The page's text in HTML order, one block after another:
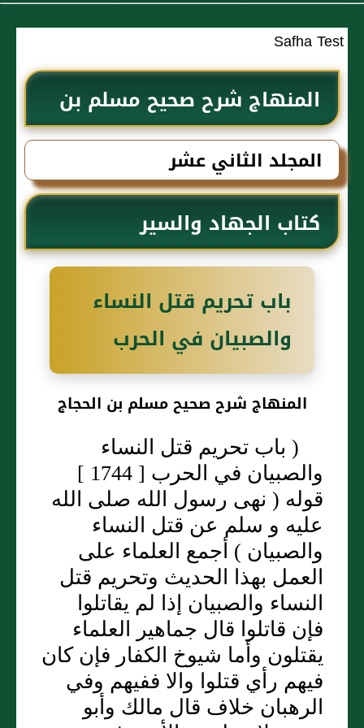
Safha Test
المنهاج شرح صحيح مسلم بن
الحجاج
المجلد الثاني عشر
كتاب الجهاد والسير
باب تحريم قتل النساء
والصبيان في الحرب
المنهاج شرح صحيح مسلم بن الحجاج
( باب تحريم قتل النساء
والصبيان في الحرب [ 1744 ]
قوله ( نهى رسول الله صلى الله
عليه و سلم عن قتل النساء
والصبيان ) أجمع العلماء على
العمل بهذا الحديث وتحريم قتل
النساء والصبيان إذا لم يقاتلوا
فإن قاتلوا قال جماهير العلماء
يقتلون وأما شيوخ الكفار فإن كان
فيهم رأي قتلوا والا ففيهم وفي
الرهبان خلاف قال مالك وأبو